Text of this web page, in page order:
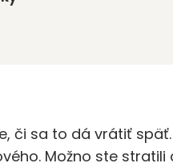
či sa to dá vrátiť
Možno ste stratili